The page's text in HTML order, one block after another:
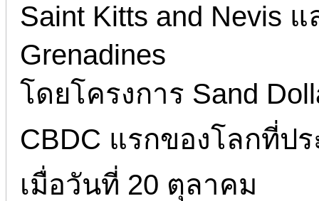
Saint Kitts and Nevis
Grenadines
โดยโครงการ Sand
CBDC แรกของโลกที่ป
เมื่อวันที่ 20 ตุลาคม